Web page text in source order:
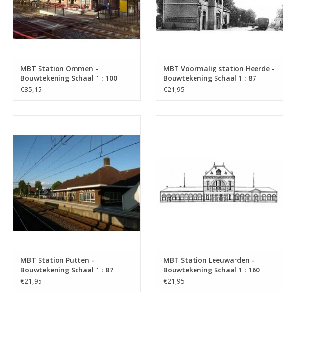
MBT Station Ommen -
Bouwtekening Schaal 1 : 100
(30.00.003)
€35,15
MBT Voormalig station Heerde -
Bouwtekening Schaal 1 : 87
(30.00.004)
€21,95
TOEVOEGEN AAN WINKELWAGEN
MBT Station Putten -
Bouwtekening Schaal 1 : 87
(30.00.007)
€21,95
MBT Station Leeuwarden -
Bouwtekening Schaal 1 : 160
(30.00.008)
€21,95